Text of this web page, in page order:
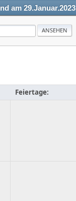
am 29.Januar.2023
Feiertage: